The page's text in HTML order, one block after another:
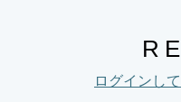
ログインし